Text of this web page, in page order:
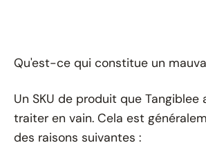
Qu'est-ce qui constitue un
Un SKU de produit que Tangiblee
traiter en vain. Cela est
des raisons suivantes :